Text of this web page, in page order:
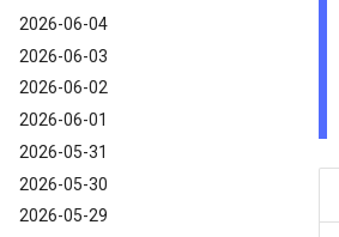
2026-06-04
2026-06-03
2026-06-02
2026-06-01
2026-05-31
2026-05-30
2026-05-29